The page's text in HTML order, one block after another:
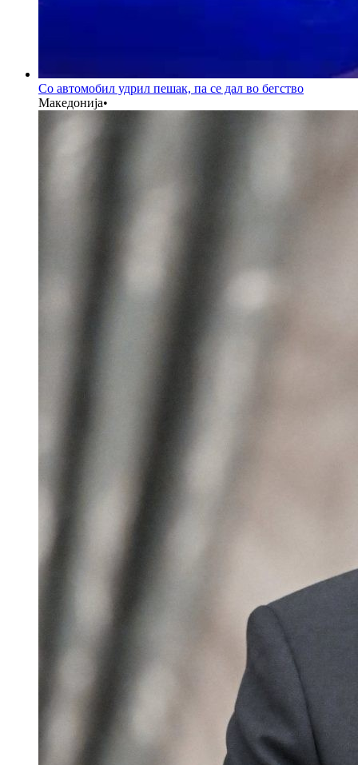
Со автомобил удрил пешак, па се дал во бегство
Македонија•